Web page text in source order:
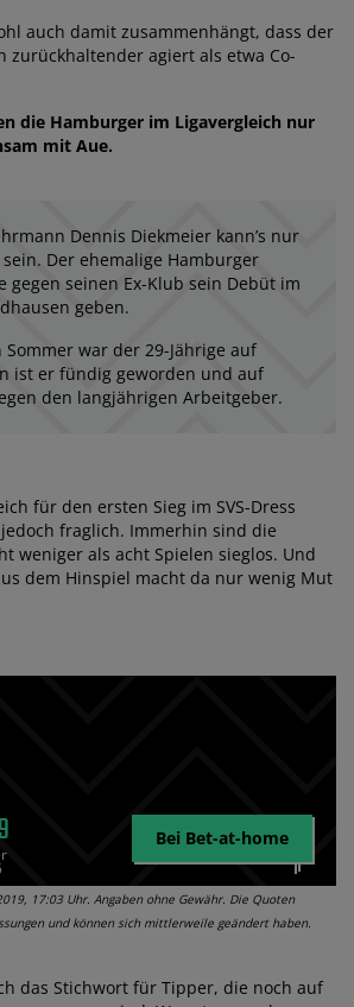
auch damit zusammenhängt, dass der
zurückhaltender agiert als etwa Co-
die Hamburger im Ligavergleich nur
mit Aue.
Dennis Diekmeier kann’s nur
Der ehemalige Hamburger
gegen seinen Ex-Klub sein Debüt im
geben.
Sommer war der 29-Jährige auf
ist er fündig geworden und auf
den langjährigen Arbeitgeber.
für den ersten Sieg im SVS-Dress
fraglich. Immerhin sind die
weniger als acht Spielen sieglos. Und
dem Hinspiel macht da nur wenig Mut
Bei Bet-at-home
17:03 Uhr. Angaben ohne Gewähr. Die Quoten
und können sich mittlerweile geändert haben.
das Stichwort für Tipper, die noch auf